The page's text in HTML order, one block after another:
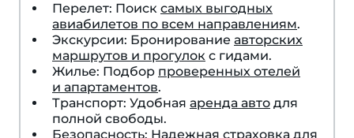
Перелет: Поиск самых выгодных
авиабилетов по всем направлениям.
Экскурсии: Бронирование авторских
маршрутов и прогулок с гидами.
Жилье: Подбор проверенных отелей
и апартаментов.
Транспорт: Удобная аренда авто для
полной свободы.
Безопасность: Надежная страховка для